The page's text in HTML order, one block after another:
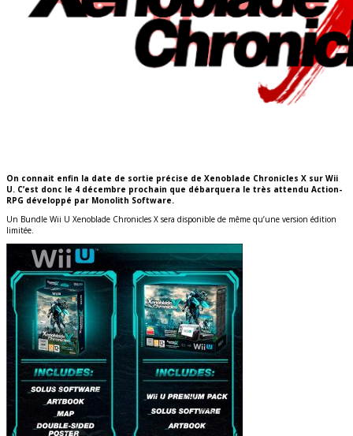
On connait enfin la date de sortie précise de Xenoblade Chronicles X sur Wii
U. C’est donc le 4 décembre prochain que débarquera le très attendu Action-
RPG développé par Monolith Software.
Un Bundle Wii U Xenoblade Chronicles X sera disponible de même qu’une version édition
limitée.